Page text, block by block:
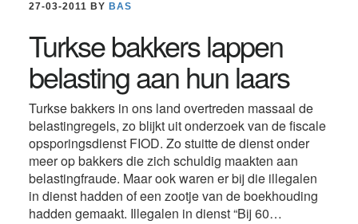
27-03-2011 BY BAS
Turkse bakkers lappen
belasting aan hun laars
Turkse bakkers in ons land overtreden massaal de
belastingregels, zo blijkt uit onderzoek van de fiscale
opsporingsdienst FIOD. Zo stuitte de dienst onder
meer op bakkers die zich schuldig maakten aan
belastingfraude. Maar ook waren er bij die illegalen
in dienst hadden of een zootje van de boekhouding
hadden gemaakt. Illegalen in dienst “Bij 60…